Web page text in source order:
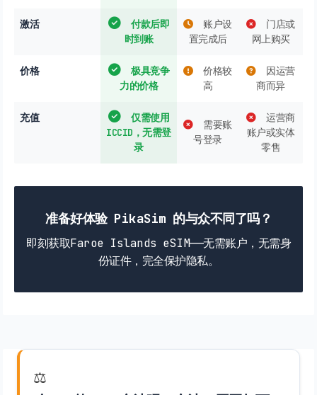
激活
付款后即
时到账
账户设
置完成后
门店或
网上购买
价格
极具竞争
力的价格
价格较
高
因运营
商而异
充值
仅需使用
ICCID，无需登
录
需要账
号登录
运营商
账户或实体
零售
准备好体验 PikaSim 的与众不同了吗？
即刻获取Faroe Islands eSIM——无需账户，无需身
份证件，完全保护隐私。
⚖️